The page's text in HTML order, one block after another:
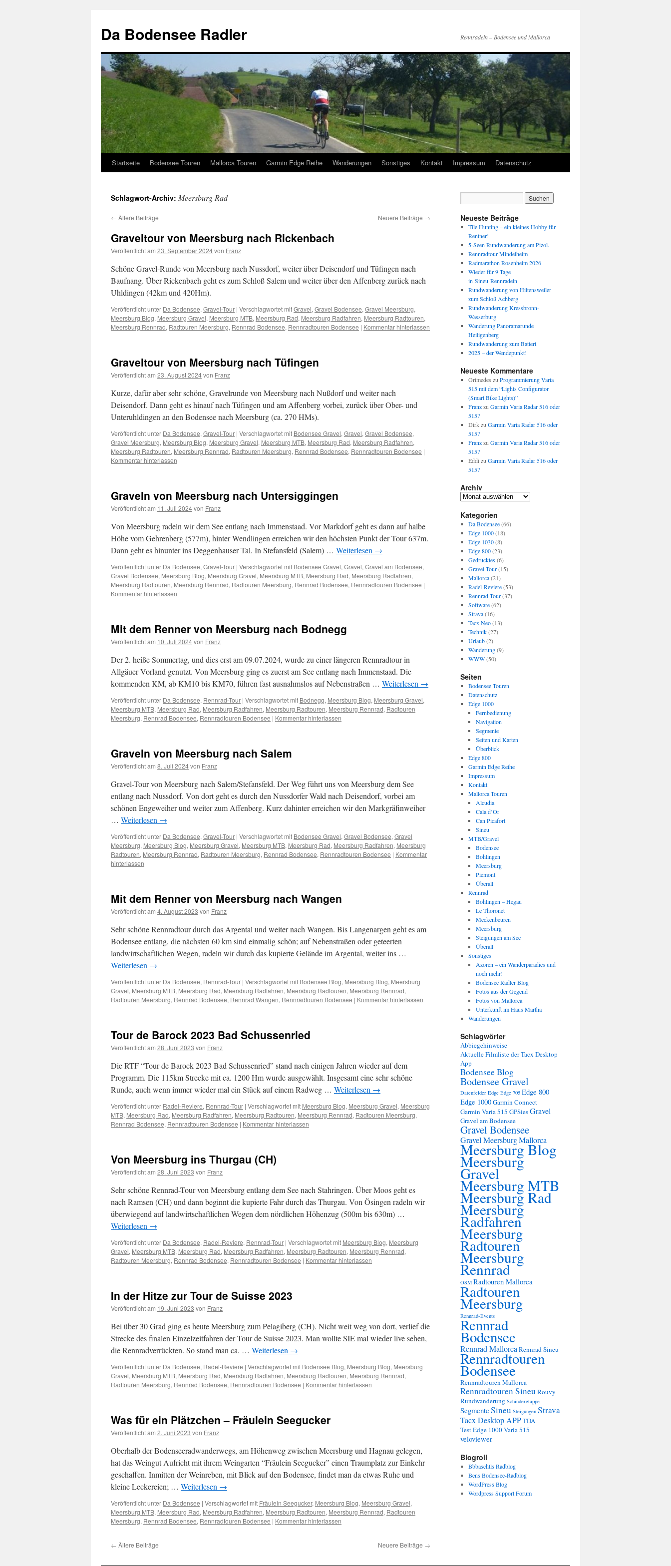
springen
Da Bodensee Radler Rennradeln – Bodensee und Mallorca
Startseite Bodensee Touren Mallorca Touren Garmin Edge Reihe Wanderungen Sonstiges Kontakt Impressum Datenschutz
Schlagwort-Archiv: Meersburg Rad
← Ältere Beiträge Neuere Beiträge →
Graveltour von Meersburg nach Rickenbach
Veröffentlicht am 23. September 2024von Franz
Schöne Gravel-Runde von Meersburg nach Nussdorf, weiter über Deisendorf und Tüfingen nach
Baufnang. Über Rickenbach geht es zum Schloß Salem und weiter über den Affenberg zurück nach
Uhldingen (42km und 420Hm).
Veröffentlicht unter Da Bodensee, Gravel-Tour | Verschlagwortet mitGravel, Gravel Bodensee, Gravel Meersburg,
Meersburg Blog, Meersburg Gravel, Meersburg MTB, Meersburg Rad, Meersburg Radfahren, Meersburg Radtouren,
Meersburg Rennrad, Radtouren Meersburg, Rennrad Bodensee, Rennradtouren Bodensee | Kommentar hinterlassen
Graveltour von Meersburg nach Tüfingen
Veröffentlicht am 23. August 2024von Franz
Kurze, dafür aber sehr schöne, Gravelrunde von Meersburg nach Nußdorf und weiter nach
Deisendorf. Dann geht es hinauf nach Tüfingen und am Affenberg vorbei, zurück über Ober- und
Unteruhldingen an den Bodensee nach Meersburg (ca. 270 HMs).
Veröffentlicht unter Da Bodensee, Gravel-Tour | Verschlagwortet mit Bodensee Gravel, Gravel, Gravel Bodensee,
Gravel Meersburg, Meersburg Blog, Meersburg Gravel, Meersburg MTB, Meersburg Rad, Meersburg Radfahren,
Meersburg Radtouren, Meersburg Rennrad, Radtouren Meersburg, Rennrad Bodensee, Rennradtouren Bodensee |
Kommentar hinterlassen
Graveln von Meersburg nach Untersiggingen
Veröffentlicht am 11. Juli 2024von Franz
Von Meersburg radeln wir dem See entlang nach Immenstaad. Vor Markdorf geht es dann auf halbe
Höhe vom Gehrenberg (577m), hinter Wendlingen erreichen wir den höchsten Punkt der Tour 637m.
Dann geht es hinunter ins Deggenhauser Tal. In Stefansfeld (Salem) … Weiterlesen →
Veröffentlicht unter Da Bodensee, Gravel-Tour | Verschlagwortet mit Bodensee Gravel, Gravel, Gravel am Bodensee,
Gravel Bodensee, Meersburg Blog, Meersburg Gravel, Meersburg MTB, Meersburg Rad, Meersburg Radfahren,
Meersburg Radtouren, Meersburg Rennrad, Radtouren Meersburg, Rennrad Bodensee, Rennradtouren Bodensee |
Kommentar hinterlassen
Mit dem Renner von Meersburg nach Bodnegg
Veröffentlicht am 10. Juli 2024von Franz
Der 2. heiße Sommertag, und dies erst am 09.07.2024, wurde zu einer längeren Rennradtour in
Allgäuer Vorland genutzt. Von Meersburg ging es zuerst am See entlang nach Immenstaad. Die
kommenden KM, ab KM10 bis KM70, führen fast ausnahmslos auf Nebenstraßen … Weiterlesen →
Veröffentlicht unter Da Bodensee, Rennrad-Tour | Verschlagwortet mit Bodnegg, Meersburg Blog, Meersburg Gravel,
Meersburg MTB, Meersburg Rad, Meersburg Radfahren, Meersburg Radtouren, Meersburg Rennrad, Radtouren
Meersburg, Rennrad Bodensee, Rennradtouren Bodensee | Kommentar hinterlassen
Graveln von Meersburg nach Salem
Veröffentlicht am 8. Juli 2024von Franz
Gravel-Tour von Meersburg nach Salem/Stefansfeld. Der Weg führt uns von Meersburg dem See
entlang nach Nussdorf. Von dort geht es durch den Nussdorfer Wald nach Deisendorf, vorbei am
schönen Engeweiher und weiter zum Affenberg. Kurz dahinter erreichen wir den Markgräfinweiher
… Weiterlesen →
Veröffentlicht unter Da Bodensee, Gravel-Tour | Verschlagwortet mit Bodensee Gravel, Gravel Bodensee, Gravel
Meersburg, Meersburg Blog, Meersburg Gravel, Meersburg MTB, Meersburg Rad, Meersburg Radfahren, Meersburg
Radtouren, Meersburg Rennrad, Radtouren Meersburg, Rennrad Bodensee, Rennradtouren Bodensee | Kommentar
hinterlassen
Mit dem Renner von Meersburg nach Wangen
Veröffentlicht am 4. August 2023 von Franz
Sehr schöne Rennradtour durch das Argental und weiter nach Wangen. Bis Langenargen geht es am
Bodensee entlang, die nächsten 60 km sind einmalig schön; auf Nebenstraßen oder geteerten
landwirtschaftlichen Wegen, radeln wir durch das kupierte Gelände im Argental, weiter ins …
Weiterlesen →
Veröffentlicht unter Da Bodensee, Rennrad-Tour | Verschlagwortet mit Bodensee Blog, Meersburg Blog, Meersburg
Gravel, Meersburg MTB, Meersburg Rad, Meersburg Radfahren, Meersburg Radtouren, Meersburg Rennrad,
Radtouren Meersburg, Rennrad Bodensee, Rennrad Wangen, Rennradtouren Bodensee | Kommentar hinterlassen
Tour de Barock 2023 Bad Schussenried
Veröffentlicht am 28. Juni 2023 von Franz
Die RTF “Tour de Barock 2023 Bad Schussenried” stand nach einigen Jahren wieder auf dem
Programm. Die 115km Strecke mit ca. 1200 Hm wurde ausgewählt. Insgesamt eine sehr schöne
Runde, auch wenn immer wieder mal ein Stück auf einem Radweg … Weiterlesen →
Veröffentlicht unter Radel-Reviere, Rennrad-Tour | Verschlagwortet mit Meersburg Blog, Meersburg Gravel, Meersburg
MTB, Meersburg Rad, Meersburg Radfahren, Meersburg Radtouren, Meersburg Rennrad, Radtouren Meersburg,
Rennrad Bodensee, Rennradtouren Bodensee | Kommentar hinterlassen
Von Meersburg ins Thurgau (CH)
Veröffentlicht am 28. Juni 2023 von Franz
Sehr schöne Rennrad-Tour von Meersburg entlang dem See nach Stahringen. Über Moos geht es
nach Ramsen (CH) und dann beginnt die kupierte Fahr durch das Thurgau. Von Ösingen radeln wir
überwiegend auf landwirtschaftlichen Wegen dem nördlichen Höhenzug (500m bis 630m) …
Weiterlesen →
Veröffentlicht unter Da Bodensee, Radel-Reviere, Rennrad-Tour | Verschlagwortet mit Meersburg Blog, Meersburg
Gravel, Meersburg MTB, Meersburg Rad, Meersburg Radfahren, Meersburg Radtouren, Meersburg Rennrad,
Radtouren Meersburg, Rennrad Bodensee, Rennradtouren Bodensee | Kommentar hinterlassen
In der Hitze zur Tour de Suisse 2023
Veröffentlicht am 19. Juni 2023 von Franz
Bei über 30 Grad ging es heute Meersburg zum Pelagiberg (CH). Nicht weit weg von dort, verlief die
Strecke des finalen Einzelzeitfahren der Tour de Suisse 2023. Man wollte SIE mal wieder live sehen,
die Rennradverrückten. So stand man ca. … Weiterlesen →
Veröffentlicht unter Da Bodensee, Radel-Reviere | Verschlagwortet mit Bodensee Blog, Meersburg Blog, Meersburg
Gravel, Meersburg MTB, Meersburg Rad, Meersburg Radfahren, Meersburg Radtouren, Meersburg Rennrad,
Radtouren Meersburg, Rennrad Bodensee, Rennradtouren Bodensee | Kommentar hinterlassen
Was für ein Plätzchen – Fräulein Seegucker
Veröffentlicht am 2. Juni 2023 von Franz
Oberhalb der Bodenseeradwanderwegs, am Höhenweg zwischen Meersburg und Hagnau gelegen,
hat das Weingut Aufricht mit ihrem Weingarten “Fräulein Seegucker” einen Traumplatz zur Einkehr
geschaffen. Inmitten der Weinreben, mit Blick auf den Bodensee, findet man da etwas Ruhe und
kleine Leckereien; … Weiterlesen →
Veröffentlicht unter Da Bodensee | Verschlagwortet mit Fräulein Seegucker, Meersburg Blog, Meersburg Gravel,
Meersburg MTB, Meersburg Rad, Meersburg Radfahren, Meersburg Radtouren, Meersburg Rennrad, Radtouren
Meersburg, Rennrad Bodensee, Rennradtouren Bodensee | Kommentar hinterlassen
← Ältere Beiträge Neuere Beiträge →
Neueste Beiträge
Tile Hunting – ein kleines Hobby für
Rentner!
5-Seen Rundwanderung am Pizol.
Rennradtour Mindelheim
Radmarathon Rosenheim 2026
Wieder für 9 Tage
in Sineu Rennradeln
Rundwanderung von Hiltensweiler
zum Schloß Achberg
Rundwanderung Kressbronn-
Wasserburg
Wanderung Panoramarunde
Heiligenberg
Rundwanderung zum Battert
2025 – der Wendepunkt!
Neueste Kommentare
Orimedes zu Programmierung Varia
515 mit dem “Lights Configurator
(Smart Bike Lights)”
Franzzu Garmin Varia Radar 516 oder
515?
Dirkzu Garmin Varia Radar 516 oder
515?
Franzzu Garmin Varia Radar 516 oder
515?
Eddi zu Garmin Varia Radar 516 oder
515?
Archiv
Archiv
Kategorien
Da Bodensee(66)
Edge 1000(18)
Edge 1030(8)
Edge 800(23)
Gedrucktes(6)
Gravel-Tour(15)
Mallorca(21)
Radel-Reviere(53)
Rennrad-Tour(37)
Software(62)
Strava(16)
Tacx Neo(13)
Technik(27)
Urlaub(2)
Wanderung(9)
WWW(50)
Seiten
Bodensee Touren
Datenschutz
Edge 1000
Fernbedienung
Navigation
Segmente
Seiten und Karten
Überblick
Edge 800
Garmin Edge Reihe
Impressum
Kontakt
Mallorca Touren
Alcudia
Cala d’Or
Can Picafort
Sineu
MTB/Gravel
Bodensee
Bohlingen
Meersburg
Piemont
Überall
Rennrad
Bohlingen – Hegau
Le Thoronet
Meckenbeuren
Meersburg
Steigungen am See
Überall
Sonstiges
Azoren – ein Wanderparadies und
noch mehr!
Bodensee Radler Blog
Fotos aus der Gegend
Fotos von Mallorca
Unterkunft im Haus Martha
Wanderungen
Schlagwörter
Abbiegehinweise
Aktuelle Filmliste der Tacx Desktop
App
Bodensee Blog
Bodensee Gravel
Datenfelder Edge Edge 705 Edge 800
Edge 1000Garmin Connect
Garmin Varia 515 GPSiesGravel
Gravel am Bodensee
Gravel Bodensee
Gravel MeersburgMallorca
Meersburg Blog
Meersburg
Gravel
Meersburg MTB
Meersburg Rad
Meersburg
Radfahren
Meersburg
Radtouren
Meersburg
Rennrad
OSM Radtouren Mallorca
Radtouren
Meersburg
Rennrad-Events
Rennrad
Bodensee
Rennrad MallorcaRennrad Sineu
Rennradtouren
Bodensee
Rennradtouren Mallorca
Rennradtouren Sineu Rouvy
Rundwanderung Schinderetappe
Segmente Sineu Steigungen Strava
Tacx Desktop APPTDA
Test Edge 1000Varia 515
veloviewer
Blogroll
Bbbaschtls Radblog
Bens Bodensee-Radblog
WordPress Blog
Wordpress Support Forum